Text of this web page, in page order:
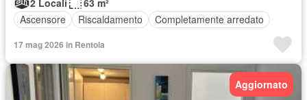
Ascensore
Riscaldamento Completamente arredato
17 mag 2026 in Rentola
Aggiornato